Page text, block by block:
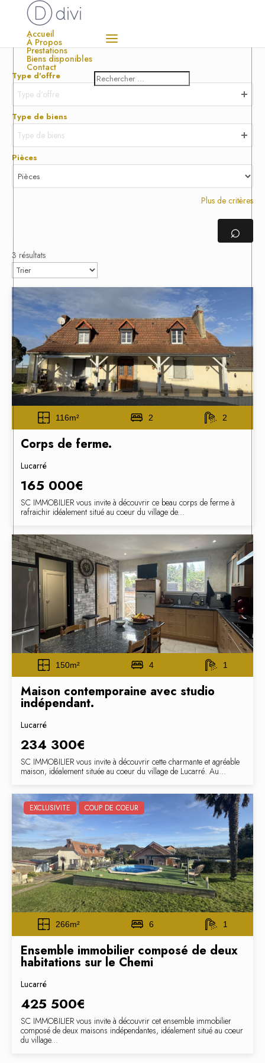
Accueil
À Propos
Prestations
Biens disponibles
Contact
Type d'offre
Type d'offre
Type de biens
Type de biens
Pièces
Plus de critères
⌕
3 résultats
116m² 2 2
Corps de ferme.
Lucarré
165 000€
SC IMMOBILIER vous invite à découvrir ce beau corps de ferme à
rafraichir idéalement situé au coeur du village de...
150m² 4 1
Maison contemporaine avec studio
indépendant.
Lucarré
234 300€
SC IMMOBILIER vous invite à découvrir cette charmante et agréable
maison, idéalement située au coeur du village de Lucarré. Au...
EXCLUSIVITE COUP DE COEUR
266m² 6 1
Ensemble immobilier composé de deux
habitations sur le Chemi
Lucarré
425 500€
SC IMMOBILIER vous invite à découvrir cet ensemble immobilier
composé de deux maisons indépendantes, idéalement situé au coeur
du village...